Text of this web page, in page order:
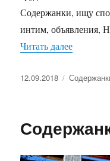
Содержанки, ищу
интим, объявления,
Читать далее
Опубликовано
12.09.2018 Рубрики